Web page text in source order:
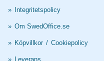
» Integritetspolicy
» Om SwedOffice.se
» Köpvillkor / Cookiepolicy
» Leverans